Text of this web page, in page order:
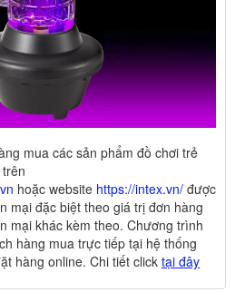
mua các sản phẩm đồ chơi trẻ
hoặc website https://intex.vn/ được
mại đặc biệt theo giá trị đơn hàng
mại khác kèm theo. Chương trình
hàng mua trực tiếp tại hệ thống
hàng online. Chi tiết click tại đây